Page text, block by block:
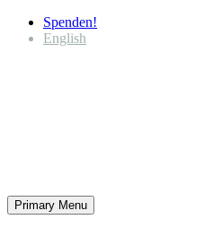
Spenden!
English
Primary Menu